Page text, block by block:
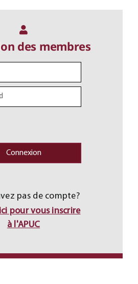
des membres
pas de compte?
pour vous inscrire
à l'APUC